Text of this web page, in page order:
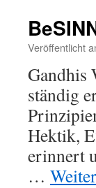
Veröffentlicht
Gandhis
ständig
Hektik,
erinnert
…